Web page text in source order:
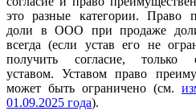
это разные категории. Право
доли в ООО при продаже доли
всегда (если устав его не
получить согласие, только
уставом.Уставом право
может быть ограничено (см.
01.09.2025 года).